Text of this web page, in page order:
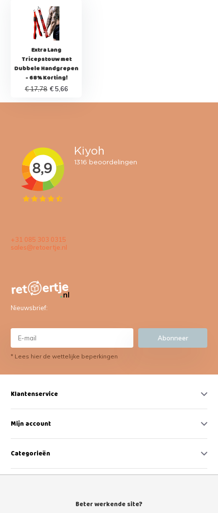
Extra Lang
Tricepstouw met
Dubbele Handgrepen
- 68% Korting!
€ 17,78 € 5,66
+31 085 303 0315
sales@retoertje.nl
Nieuwsbrief:
Abonneer
* Lees hier de wettelijke beperkingen
Klantenservice
Mijn account
Categorieën
Beter werkende site?